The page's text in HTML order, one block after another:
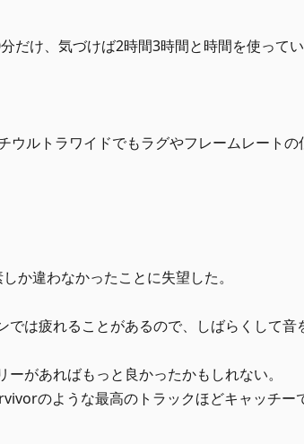
だけ、気づけば2時間3時間と時間を使ってい
ウルトラワイドでもラグやフレームレートの
か違わなかったことに失望した。
は疲れることがあるので、しばらくして音
があればもっと良かったかもしれない。
のような最高のトラックほどキャッチー